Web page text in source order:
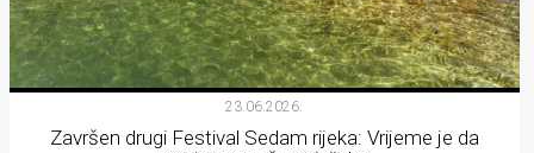
23.06.2026.
Završen drugi Festival Sedam rijeka: Vrijeme je da